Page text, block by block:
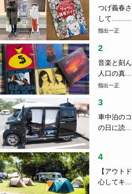
つげ義春
して……...
指出一正
2
音楽と刻
人口の真...
指出一正
3
車中泊の
の日に読...
4
【アウト
心してキ...